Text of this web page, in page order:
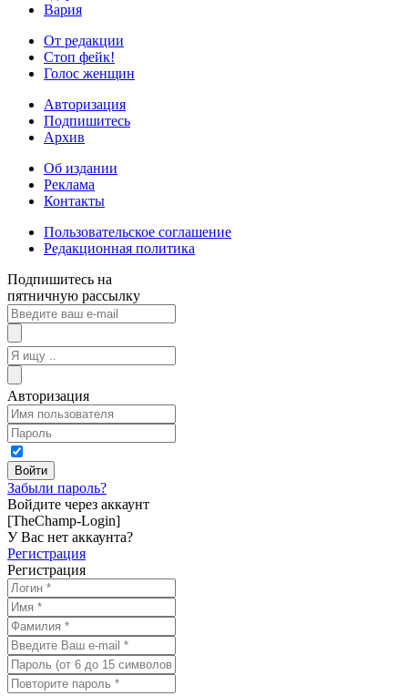
Вария
От редакции
Стоп фейк!
Голос женщин
Авторизация
Подпишитесь
Архив
Об издании
Реклама
Контакты
Пользовательское соглашение
Редакционная политика
Подпишитесь на
пятничную рассылку
Авторизация
Забыли пароль?
Войдите через аккаунт
[TheChamp-Login]
У Вас нет аккаунта?
Регистрация
Регистрация